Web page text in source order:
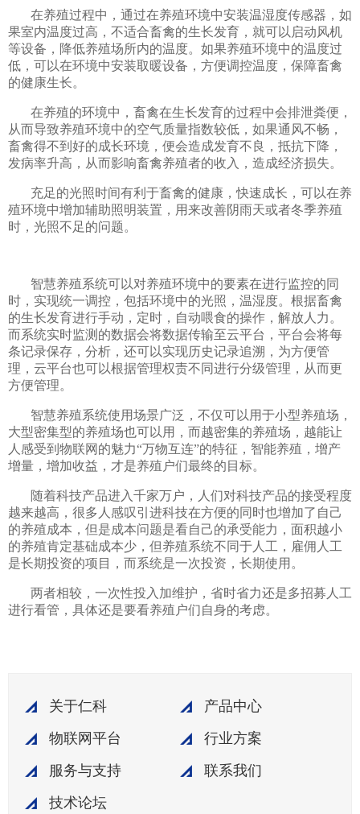
在养殖过程中，通过在养殖环境中安装温湿度传感器，如
果室内温度过高，不适合畜禽的生长发育，就可以启动风机
等设备，降低养殖场所内的温度。如果养殖环境中的温度过
低，可以在环境中安装取暖设备，方便调控温度，保障畜禽
的健康生长。
在养殖的环境中，畜禽在生长发育的过程中会排泄粪便，
从而导致养殖环境中的空气质量指数较低，如果通风不畅，
畜禽得不到好的成长环境，便会造成发育不良，抵抗下降，
发病率升高，从而影响畜禽养殖者的收入，造成经济损失。
充足的光照时间有利于畜禽的健康，快速成长，可以在养
殖环境中增加辅助照明装置，用来改善阴雨天或者冬季养殖
时，光照不足的问题。
智慧养殖系统可以对养殖环境中的要素在进行监控的同
时，实现统一调控，包括环境中的光照，温湿度。根据畜禽
的生长发育进行手动，定时，自动喂食的操作，解放人力。
而系统实时监测的数据会将数据传输至云平台，平台会将每
条记录保存，分析，还可以实现历史记录追溯，为方便管
理，云平台也可以根据管理权责不同进行分级管理，从而更
方便管理。
智慧养殖系统使用场景广泛，不仅可以用于小型养殖场，
大型密集型的养殖场也可以用，而越密集的养殖场，越能让
人感受到物联网的魅力“万物互连”的特征，智能养殖，增产
增量，增加收益，才是养殖户们最终的目标。
随着科技产品进入千家万户，人们对科技产品的接受程度
越来越高，很多人感叹引进科技在方便的同时也增加了自己
的养殖成本，但是成本问题是看自己的承受能力，面积越小
的养殖肯定基础成本少，但养殖系统不同于人工，雇佣人工
是长期投资的项目，而系统是一次投资，长期使用。
两者相较，一次性投入加维护，省时省力还是多招募人工
进行看管，具体还是要看养殖户们自身的考虑。
关于仁科
产品中心
物联网平台
行业方案
服务与支持
联系我们
技术论坛